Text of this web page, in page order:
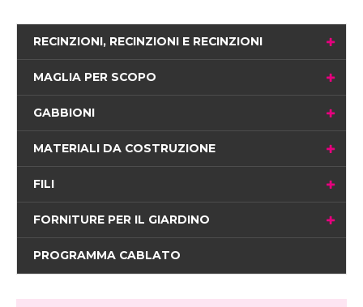
RECINZIONI, RECINZIONI E RECINZIONI
MAGLIA PER SCOPO
GABBIONI
MATERIALI DA COSTRUZIONE
FILI
FORNITURE PER IL GIARDINO
PROGRAMMA CABLATO